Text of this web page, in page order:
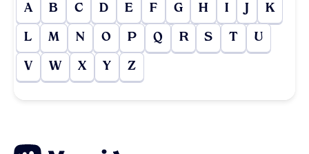
A B C D E F G H I J K
L M N O P Q R S T U
V W X Y Z